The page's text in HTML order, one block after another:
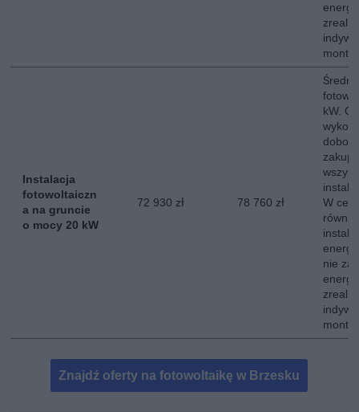
Instalacja
fotowoltaiczn
a na gruncie
o mocy 20 kW
72 930 zł 78 760 zł
Średni
kW.
W
nie
Znajdź oferty na fotowoltaikę w Brzesku